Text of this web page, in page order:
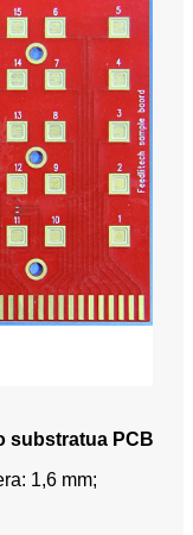
substratua PCB
1,6 mm;